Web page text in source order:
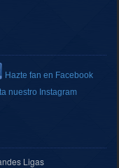
Hazte fan en Facebook
nuestro Instagram
Ligas